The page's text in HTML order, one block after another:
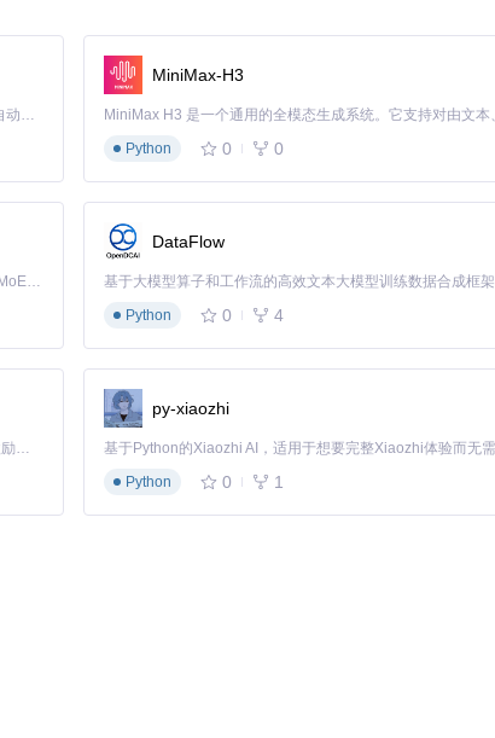
Claude Code 的开源替代方案。连接任意大模型，编辑代码，运行命令，自动验证 — 全自动执行。用 Rust 构建，极致性能。 ｜ An open-source alternative to Claude Code. Connect any LLM, edit code, run commands, and verify changes — autonomously. Built in Rust for speed. Get Started
MiniMax-H3
Python
0 0
Kimi K3 是Kimi能力最强的模型：这是一个拥有 2.8 万亿参数的混合专家（MoE）模型，具备原生视觉理解能力，并支持 100 万 token 的上下文窗口。
DataFlow
基于大模型算子和工作流的高效文本大模型训练数据合成框架
Python
0 4
「源启盛夏」暑期校园开发者成长计划旨在激活校园开源力量，通过积分激励、认证扶持、资源倾斜等形式，引导高校组织和开发者完成「入驻 — 建项目 — 做贡献 — 获认证 — 得资源」的完整闭环。无论你是想带领社团入驻平台的组织者，还是希望用代码贡献证明自己的开发者，都能在这里找到属于你的成长路径。
py-xiaozhi
Python
0 1